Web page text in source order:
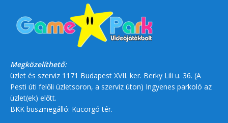
Megközelíthető:
üzlet és szerviz 1171 Budapest XVII. ker. Berky Lili u. 36. (A
Pesti úti felőli üzletsoron, a szerviz úton) Ingyenes parkoló az
üzlet(ek) előtt.
BKK buszmegálló: Kucorgó tér.